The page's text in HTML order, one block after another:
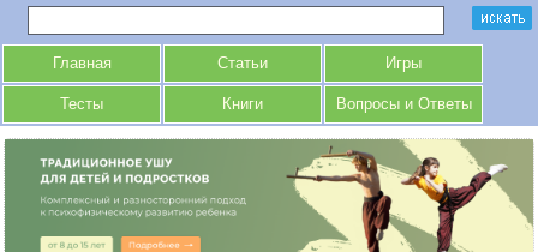
Главная Статьи Игры
Тесты Книги Вопросы и Ответы